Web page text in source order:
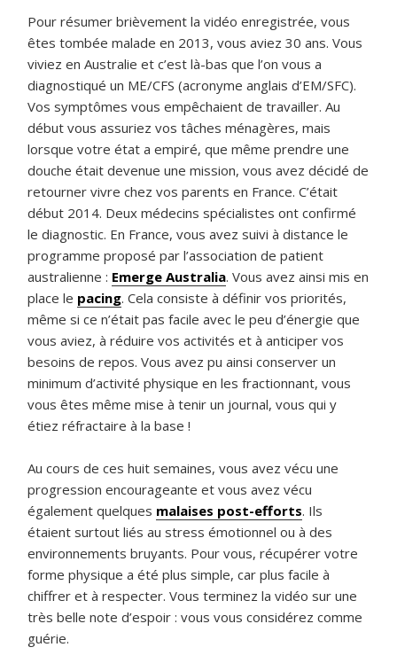
Pour résumer brièvement la vidéo enregistrée, vous
êtes tombée malade en 2013, vous aviez 30 ans. Vous
viviez en Australie et c’est là-bas que l’on vous a
diagnostiqué un ME/CFS (acronyme anglais d’EM/SFC).
Vos symptômes vous empêchaient de travailler. Au
début vous assuriez vos tâches ménagères, mais
lorsque votre état a empiré, que même prendre une
douche était devenue une mission, vous avez décidé de
retourner vivre chez vos parents en France. C’était
début 2014. Deux médecins spécialistes ont confirmé
le diagnostic. En France, vous avez suivi à distance le
programme proposé par l’association de patient
australienne : Emerge Australia. Vous avez ainsi mis en
place le pacing. Cela consiste à définir vos priorités,
même si ce n’était pas facile avec le peu d’énergie que
vous aviez, à réduire vos activités et à anticiper vos
besoins de repos. Vous avez pu ainsi conserver un
minimum d’activité physique en les fractionnant, vous
vous êtes même mise à tenir un journal, vous qui y
étiez réfractaire à la base !
Au cours de ces huit semaines, vous avez vécu une
progression encourageante et vous avez vécu
également quelques malaises post-efforts. Ils
étaient surtout liés au stress émotionnel ou à des
environnements bruyants. Pour vous, récupérer votre
forme physique a été plus simple, car plus facile à
chiffrer et à respecter. Vous terminez la vidéo sur une
très belle note d’espoir : vous vous considérez comme
guérie.